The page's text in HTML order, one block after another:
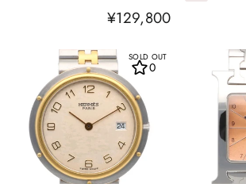
¥129,800
SOLD OUT
0